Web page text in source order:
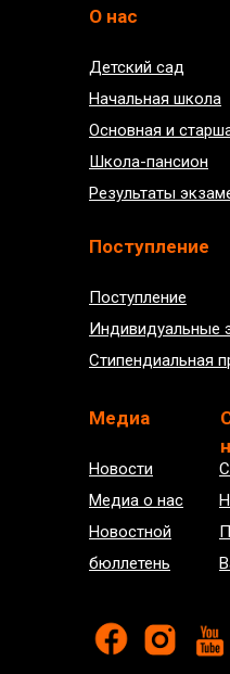
Поступление
Поступление
Индивидуальные
Стипендиальная
О нас
Детский сад
Начальная школа
Основная и
Школа-пансион
Результаты
Новости
Медиа о нас
Новостной
бюллетень
Медиа